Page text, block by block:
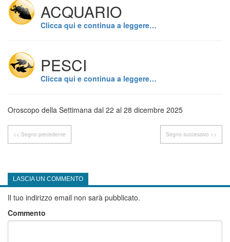
ACQUARIO
Clicca qui e continua a leggere…
PESCI
Clicca qui e continua a leggere…
Oroscopo della Settimana dal 22 al 28 dicembre 2025
<< Segno precedente Segno successivo >>
LASCIA UN COMMENTO
Il tuo indirizzo email non sarà pubblicato.
Commento